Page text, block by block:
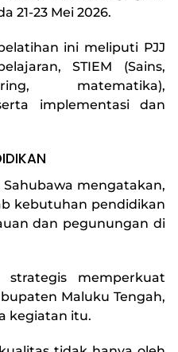
21-23 Mei 2026.
ini meliputi PJJ
STIEM (Sains,
matematika),
implementasi dan
mengatakan,
kebutuhan pendidikan
dan pegunungan di
memperkuat
Maluku Tengah,
kegiatan itu.